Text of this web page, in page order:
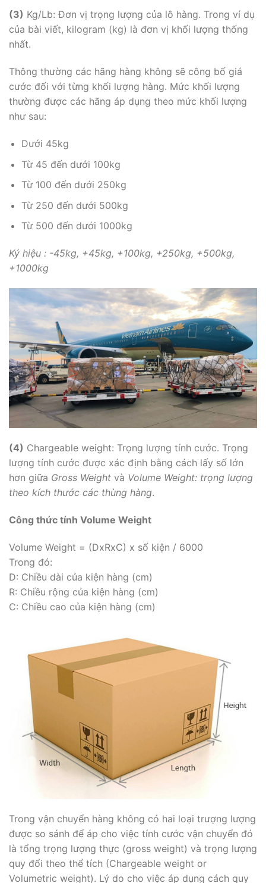
(3) Kg/Lb: Đơn vị trọng lượng của lô hàng. Trong ví dụ
của bài viết, kilogram (kg) là đơn vị khối lượng thống
nhất.
Thông thường các hãng hàng không sẽ công bố giá
cước đối với từng khối lượng hàng. Mức khối lượng
thường được các hãng áp dụng theo mức khối lượng
như sau:
Dưới 45kg
Từ 45 đến dưới 100kg
Từ 100 đến dưới 250kg
Từ 250 đến dưới 500kg
Từ 500 đến dưới 1000kg
Ký hiệu : -45kg, +45kg, +100kg, +250kg, +500kg,
+1000kg
(4) Chargeable weight: Trọng lượng tính cước. Trọng
lượng tính cước được xác định bằng cách lấy số lớn
hơn giữa Gross Weight và Volume Weight: trọng lượng
theo kích thước các thùng hàng.
Công thức tính Volume Weight
Volume Weight = (DxRxC) x số kiện / 6000
Trong đó:
D: Chiều dài của kiện hàng (cm)
R: Chiều rộng của kiện hàng (cm)
C: Chiều cao của kiện hàng (cm)
Trong vận chuyển hàng không có hai loại trượng lượng
được so sánh để áp cho việc tính cước vận chuyển đó
là tổng trọng lượng thực (gross weight) và trọng lượng
quy đổi theo thể tích (Chargeable weight or
Volumetric weight). Lý do cho việc áp dụng cách quy